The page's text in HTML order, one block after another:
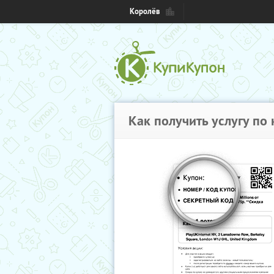
Королёв
Как получить услугу по